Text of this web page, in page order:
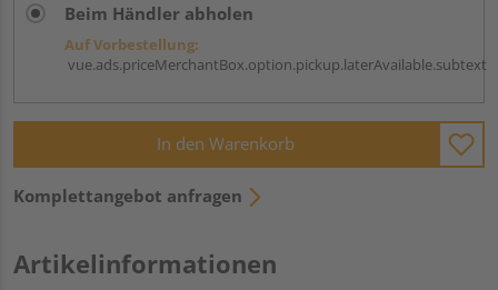
Beim Händler abholen
Auf Vorbestellung:
vue.ads.priceMerchantBox.option.pickup.laterAvailable.subtext
In den Warenkorb
Komplettangebot anfragen
Artikelinformationen